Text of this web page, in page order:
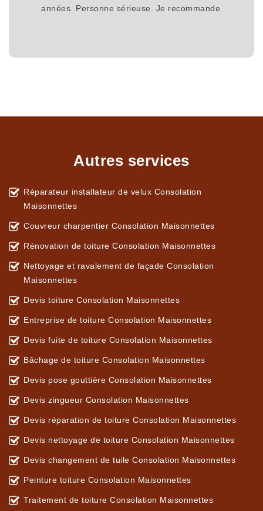
années. Personne sérieuse. Je recommande
Autres services
Réparateur installateur de velux Consolation
Maisonnettes
Couvreur charpentier Consolation Maisonnettes
Rénovation de toiture Consolation Maisonnettes
Nettoyage et ravalement de façade Consolation
Maisonnettes
Devis toiture Consolation Maisonnettes
Entreprise de toiture Consolation Maisonnettes
Devis fuite de toiture Consolation Maisonnettes
Bâchage de toiture Consolation Maisonnettes
Devis pose gouttière Consolation Maisonnettes
Devis zingueur Consolation Maisonnettes
Devis réparation de toiture Consolation Maisonnettes
Devis nettoyage de toiture Consolation Maisonnettes
Devis changement de tuile Consolation Maisonnettes
Peinture toiture Consolation Maisonnettes
Traitement de toiture Consolation Maisonnettes